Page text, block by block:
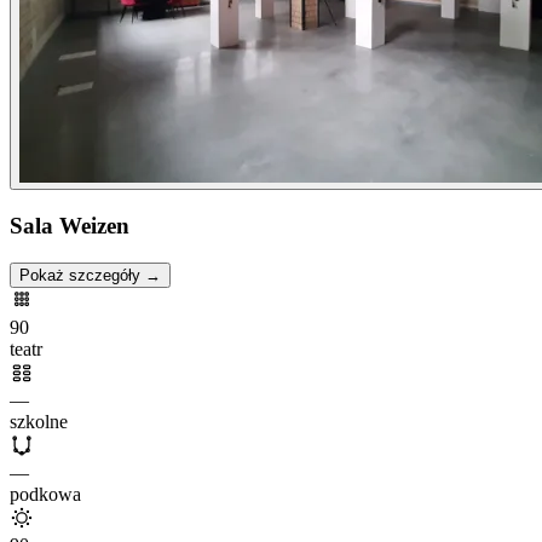
Sala Weizen
Pokaż szczegóły →
90
teatr
—
szkolne
—
podkowa